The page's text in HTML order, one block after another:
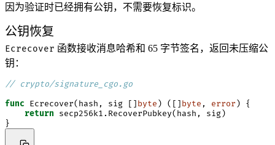
因为验证时已经拥有公钥，不需要恢复标识。
公钥恢复
Ecrecover 函数接收消息哈希和 65 字节签名，返回未压缩公
钥：
// crypto/signature_cgo.go
func
Ecrecover( hash , sig [] byte ) ([] byte , error )
{
return
secp256k1 . RecoverPubkey( hash , sig)
}